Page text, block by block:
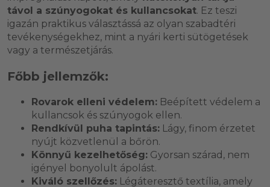
távol a szúnyogokat és kullancsokat. Ez teszi
igazán praktikus választássá az olyan szabadtéri
tevékenységekhez, mint a nyári kerti sütögetések
vagy a természetjárás.
Főbb jellemzők:
Rovarok elleni védelem: Beépített védelem a
kullancsok és szúnyogok ellen.
Rendkívül puha tapintás: Lágy, finom érzetet
nyújt közvetlenül a bőrön.
Könnyű kezelhetőség: Gyorsan szárad, nem
igényel bonyolult ápolást.
Kiváló szellőzés: Légáteresztő textília, amely